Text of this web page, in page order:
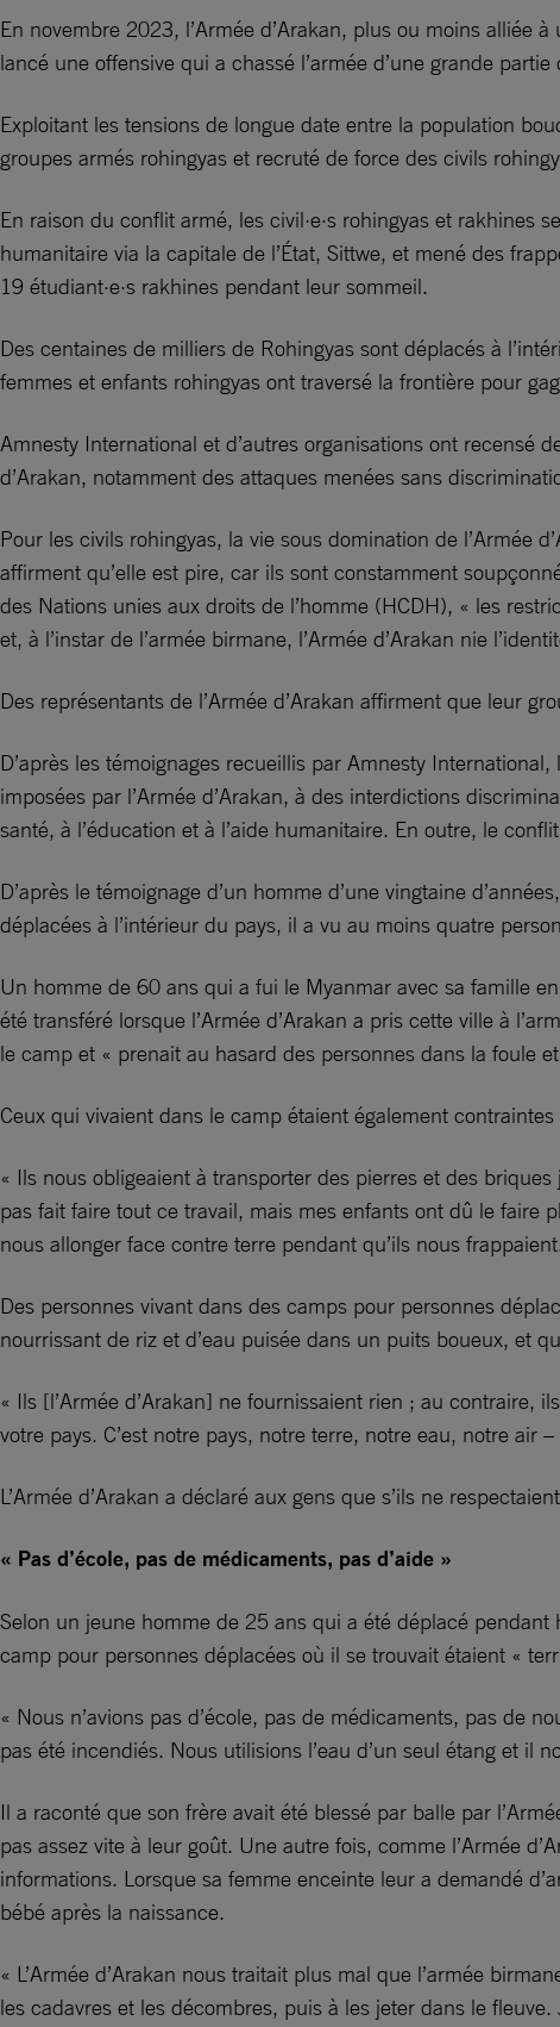
En novembre 2023, l’Armée d’Arakan, plus ou moins alliée
lancé une offensive qui a chassé l’armée d’une grande
Exploitant les tensions de longue date entre la population
groupes armés rohingyas et recruté de force des civils
En raison du conflit armé, les civil·e·s rohingyas et rakhines
humanitaire via la capitale de l’État, Sittwe, et mené des
19 étudiant·e·s rakhines pendant leur sommeil.
Des centaines de milliers de Rohingyas sont déplacés à
femmes et enfants rohingyas ont traversé la frontière pour
Amnesty International et d’autres organisations ont recensé
d’Arakan, notamment des attaques menées sans
Pour les civils rohingyas, la vie sous domination de l’Armée
affirment qu’elle est pire, car ils sont constamment
des Nations unies aux droits de l’homme (HCDH), « les
et, à l’instar de l’armée birmane, l’Armée d’Arakan nie
Des représentants de l’Armée d’Arakan affirment que leur
D’après les témoignages recueillis par Amnesty
imposées par l’Armée d’Arakan, à des interdictions
santé, à l’éducation et à l’aide humanitaire. En outre, le
D’après le témoignage d’un homme d’une vingtaine
déplacées à l’intérieur du pays, il a vu au moins quatre
Un homme de 60 ans qui a fui le Myanmar avec sa famille
été transféré lorsque l’Armée d’Arakan a pris cette ville à
le camp et « prenait au hasard des personnes dans la foule
Ceux qui vivaient dans le camp étaient également
« Ils nous obligeaient à transporter des pierres et des
pas fait faire tout ce travail, mais mes enfants ont dû le faire
nous allonger face contre terre pendant qu’ils nous
Des personnes vivant dans des camps pour personnes
nourrissant de riz et d’eau puisée dans un puits boueux, et
« Ils [l’Armée d’Arakan] ne fournissaient rien ; au contraire,
votre pays. C’est notre pays, notre terre, notre eau, notre air
L’Armée d’Arakan a déclaré aux gens que s’ils ne
« Pas d’école, pas de médicaments, pas d’aide »
Selon un jeune homme de 25 ans qui a été déplacé
camp pour personnes déplacées où il se trouvait étaient «
« Nous n’avions pas d’école, pas de médicaments, pas de
pas été incendiés. Nous utilisions l’eau d’un seul étang et il
Il a raconté que son frère avait été blessé par balle par
pas assez vite à leur goût. Une autre fois, comme l’Armée
informations. Lorsque sa femme enceinte leur a demandé
bébé après la naissance.
« L’Armée d’Arakan nous traitait plus mal que l’armée
les cadavres et les décombres, puis à les jeter dans le